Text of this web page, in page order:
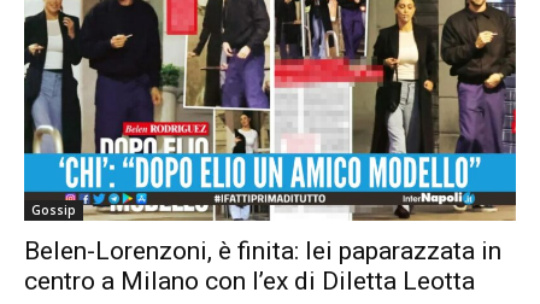
Gossip
Belen-Lorenzoni, è finita: lei paparazzata in
centro a Milano con l’ex di Diletta Leotta